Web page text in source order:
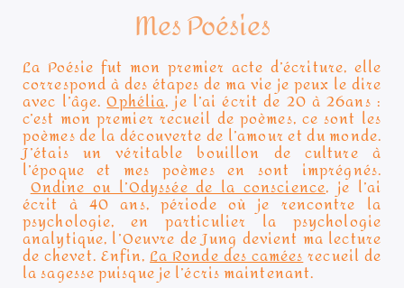
Mes Poésies
La Poésie fut mon premier acte d’écriture, elle
correspond à des étapes de ma vie je peux le dire
avec l’âge.Ophélia, je l’ai écrit de 20 à 26ans :
c’est mon premier recueil de poèmes, ce sont les
poèmes de la découverte de l’amour et du monde.
J’étais un véritable bouillon de culture à
l’époque et mes poèmes en sont imprégnés.
Ondine ou l’Odyssée de la conscience, je l’ai
écrit à 40 ans, période où je rencontre la
psychologie, en particulier la psychologie
analytique, l’Oeuvre de Jung devient ma lecture
de chevet. Enfin,La Ronde des caméesrecueil de
la sagesse puisque je l’écris maintenant.